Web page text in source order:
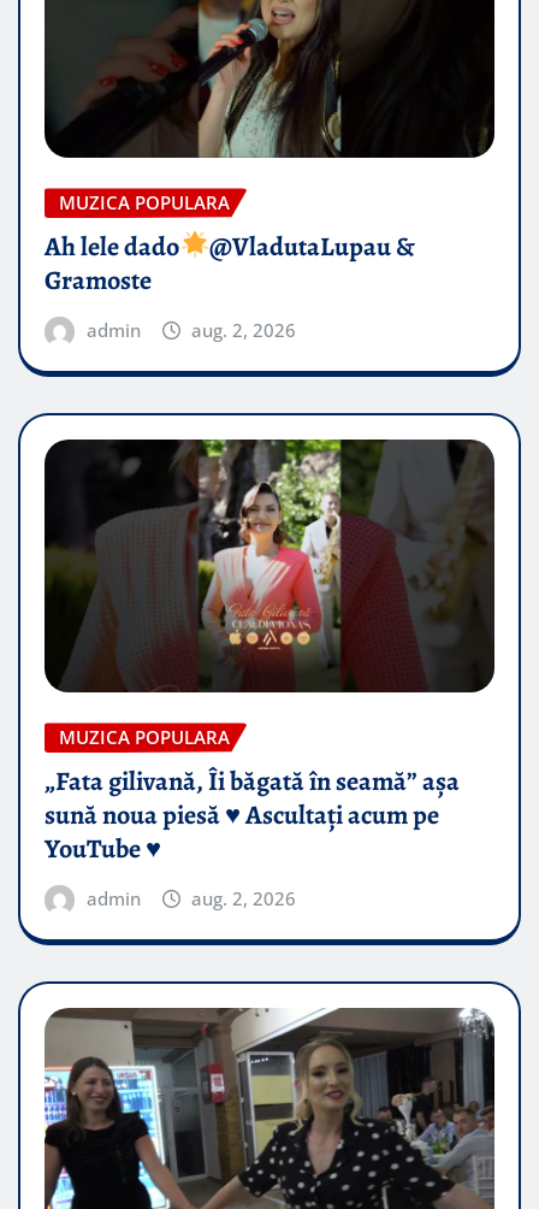
MUZICA POPULARA
Ah lele dado​
@VladutaLupau &
Gramoste
admin aug. 2, 2026
MUZICA POPULARA
„Fata gilivană, Îi băgată în seamă” așa
sună noua piesă ♥️ Ascultați acum pe
YouTube ♥️
admin aug. 2, 2026